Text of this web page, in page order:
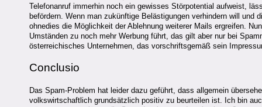
Telefonanruf immerhin noch ein gewisses Störpotential aufweist,
befördern. Wenn man zukünftige Belästigungen verhindern will und
ohnedies die Möglichkeit der Ablehnung weiterer Mails ergreifen.
Umständen zu noch mehr Werbung führt, das gilt aber nur bei
österreichisches Unternehmen, das vorschriftsgemäß sein
Conclusio
Das Spam-Problem hat leider dazu geführt, dass allgemein
volkswirtschaftlich grundsätzlich positiv zu beurteilen ist. Ich bin